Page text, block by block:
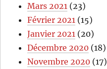
Mars 2021 (23)
Février 2021 (15)
Janvier 2021 (20)
Décembre 2020 (18)
Novembre 2020 (17)